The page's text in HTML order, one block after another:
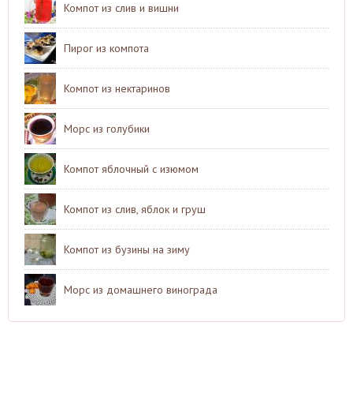
Компот из слив и вишни
Пирог из компота
Компот из нектаринов
Морс из голубики
Компот яблочный с изюмом
Компот из слив, яблок и груш
Компот из бузины на зиму
Морс из домашнего винограда